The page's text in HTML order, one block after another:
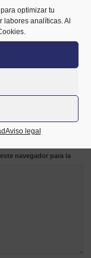
optimizar tu
labores analíticas. Al
Aviso legal
*
*
navegador para la